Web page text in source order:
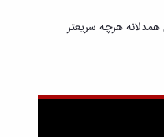
همدلانه هرچه سریعتر